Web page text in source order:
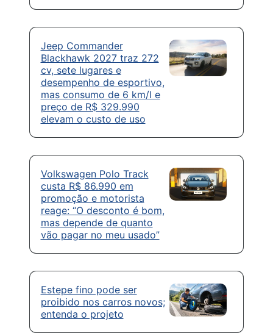
Jeep Commander
Blackhawk 2027 traz 272
cv, sete lugares e
desempenho de esportivo,
mas consumo de 6 km/l e
preço de R$ 329.990
elevam o custo de uso
Volkswagen Polo Track
custa R$ 86.990 em
promoção e motorista
reage: “O desconto é bom,
mas depende de quanto
vão pagar no meu usado”
Estepe fino pode ser
proibido nos carros novos;
entenda o projeto